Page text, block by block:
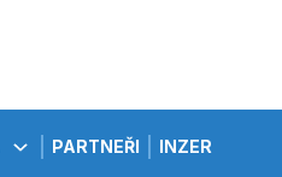
PARTNEŘI INZERCE